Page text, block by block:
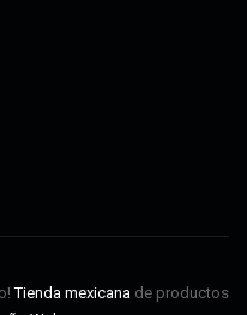
Tienda mexicana de productos